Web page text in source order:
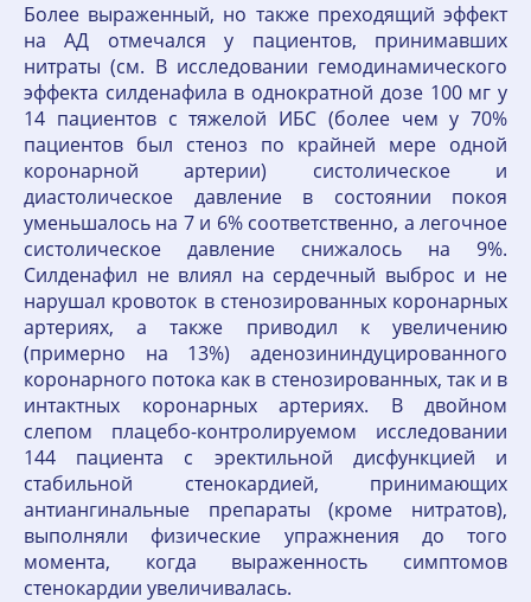
Более выраженный, но также преходящий эффект
на АД отмечался у пациентов, принимавших
нитраты (см. В исследовании гемодинамического
эффекта силденафила в однократной дозе 100 мг у
14 пациентов с тяжелой ИБС (более чем у 70%
пациентов был стеноз по крайней мере одной
коронарной артерии) систолическое и
диастолическое давление в состоянии покоя
уменьшалось на 7 и 6% соответственно, а легочное
систолическое давление снижалось на 9%.
Силденафил не влиял на сердечный выброс и не
нарушал кровоток в стенозированных коронарных
артериях, а также приводил к увеличению
(примерно на 13%) аденозининдуцированного
коронарного потока как в стенозированных, так и в
интактных коронарных артериях. В двойном
слепом плацебо-контролируемом исследовании
144 пациента с эректильной дисфункцией и
стабильной стенокардией, принимающих
антиангинальные препараты (кроме нитратов),
выполняли физические упражнения до того
момента, когда выраженность симптомов
стенокардии увеличивалась.